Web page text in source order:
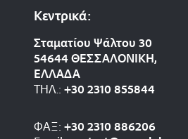
Κεντρικά:
Σταματίου Ψάλτου 30
54644 ΘΕΣΣΑΛΟΝΙΚΗ,
ΕΛΛΑΔΑ
ΤΗΛ.:+30 2310 855844
ΦΑΞ:+30 2310 886206